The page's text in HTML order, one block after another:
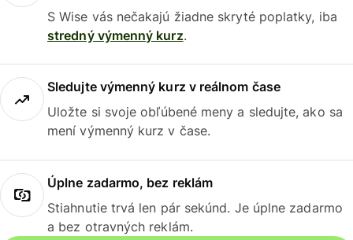
S Wise vás nečakajú žiadne skryté poplatky, iba
stredný výmenný kurz.
Sledujte výmenný kurz v reálnom čase
Uložte si svoje obľúbené meny a sledujte, ako sa
mení výmenný kurz v čase.
Úplne zadarmo, bez reklám
Stiahnutie trvá len pár sekúnd. Je úplne zadarmo
a bez otravných reklám.